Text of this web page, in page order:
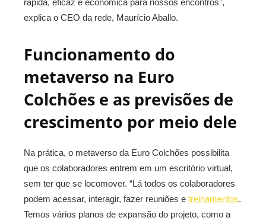
rápida, eficaz e econômica para nossos encontros”,
explica o CEO da rede, Maurício Aballo.
Funcionamento do
metaverso na Euro
Colchões e as previsões de
crescimento por meio dele
Na prática, o metaverso da Euro Colchões possibilita
que os colaboradores entrem em um escritório virtual,
sem ter que se locomover. “Lá todos os colaboradores
podem acessar, interagir, fazer reuniões e treinamentos.
Temos vários planos de expansão do projeto, como a